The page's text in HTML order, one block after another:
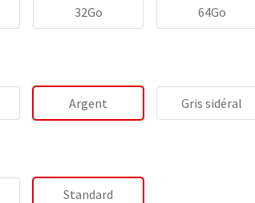
32Go 64Go
Argent Gris sidéral
Standard